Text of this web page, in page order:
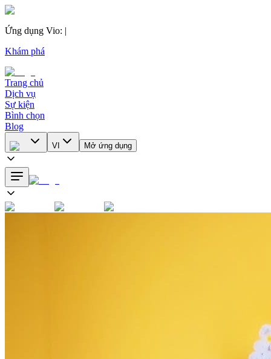
Ứng dụng Vio: |
Khám phá
Trang chủ
Dịch vụ
Sự kiện
Bình chọn
Blog
VI Mở ứng dụng